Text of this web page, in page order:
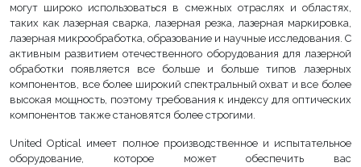
могут широко использоваться в смежных отраслях и областях,
таких как лазерная сварка, лазерная резка, лазерная маркировка,
лазерная микрообработка, образование и научные исследования. С
активным развитием отечественного оборудования для лазерной
обработки появляется все больше и больше типов лазерных
компонентов, все более широкий спектральный охват и все более
высокая мощность, поэтому требования к индексу для оптических
компонентов также становятся более строгими.
United Optical имеет полное производственное и испытательное
оборудование, которое может обеспечить вас